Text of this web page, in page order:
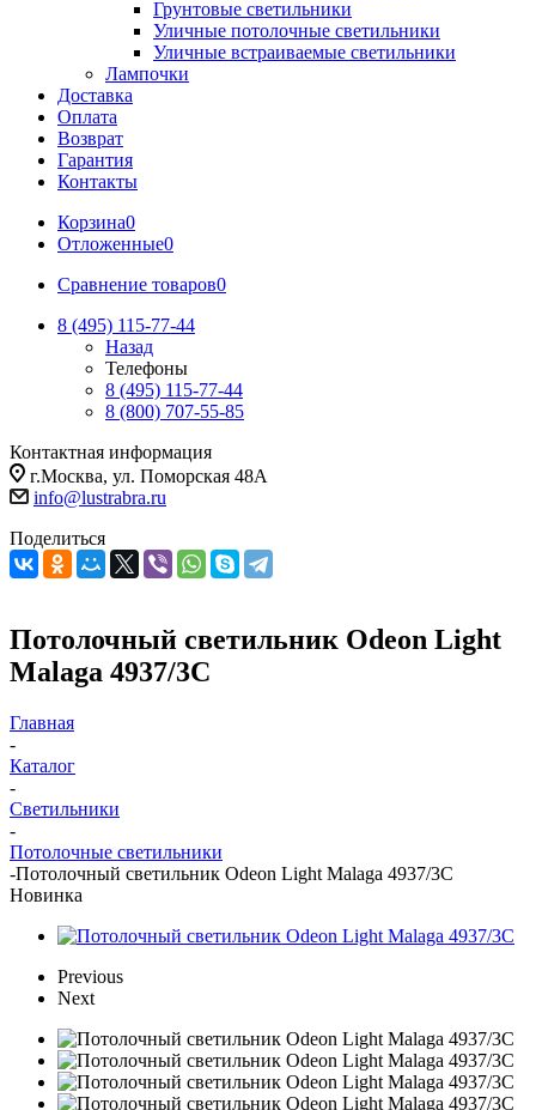
Грунтовые светильники
Уличные потолочные светильники
Уличные встраиваемые светильники
Лампочки
Доставка
Оплата
Возврат
Гарантия
Контакты
Корзина0
Отложенные0
Сравнение товаров0
8 (495) 115-77-44
Назад
Телефоны
8 (495) 115-77-44
8 (800) 707-55-85
Контактная информация
г.Москва, ул. Поморская 48А
info@lustrabra.ru
Поделиться
Потолочный светильник Odeon Light
Malaga 4937/3C
Главная
-
Каталог
-
Светильники
-
Потолочные светильники
-Потолочный светильник Odeon Light Malaga 4937/3C
Новинка
Previous
Next